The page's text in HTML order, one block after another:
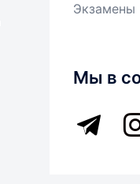
Экзамены
Мы в
telegram